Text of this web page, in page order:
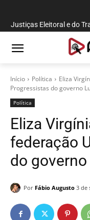
Justiças Eleitoral e do
Início Política
Eliza
Progressistas do governo
Política
Eliza
federação
do governo
Por Fábio Augusto 3 de